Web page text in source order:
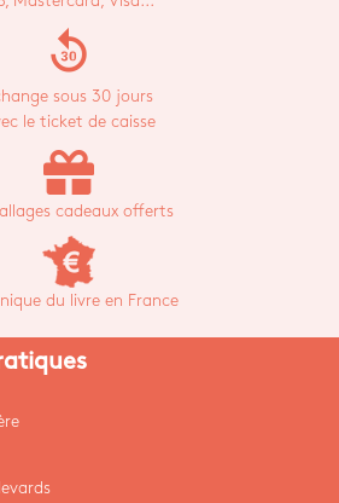
replay_30
sous 30 jours
le ticket de caisse
cadeaux offerts
du livre en France